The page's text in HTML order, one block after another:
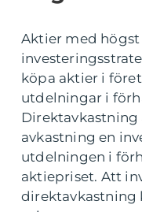
Aktier med
köpa aktier i
utdelningar i
avkastning en
utdelningen i
aktiepriset. Att
direktavkastning